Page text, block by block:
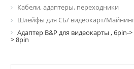
Кабели, адаптеры, переходники
Шлейфы для СБ/ видеокарт/
Адаптер B&P для видеокарты , 6pin-
> 8pin